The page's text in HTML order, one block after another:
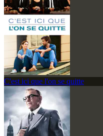
C'est ici que l'on se quitte